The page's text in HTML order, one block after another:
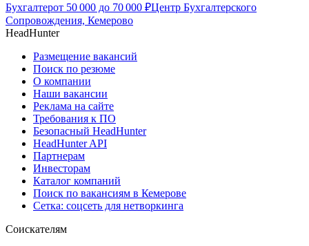
Бухгалтерот 50 000 до 70 000 ₽Центр Бухгалтерского
Сопровождения, Кемерово
HeadHunter
Размещение вакансий
Поиск по резюме
О компании
Наши вакансии
Реклама на сайте
Требования к ПО
Безопасный HeadHunter
HeadHunter API
Партнерам
Инвесторам
Каталог компаний
Поиск по вакансиям в Кемерове
Сетка: соцсеть для нетворкинга
Соискателям